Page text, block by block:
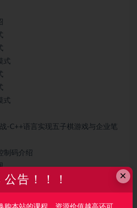
式
式
-C++语言实现五子棋游戏与企业笔
制码介绍
×
公告！！！